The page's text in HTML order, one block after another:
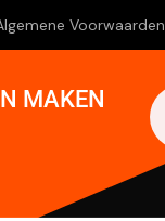
Voorwaarden
MAKEN